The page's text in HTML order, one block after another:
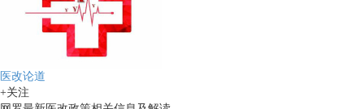
医改论道
+关注